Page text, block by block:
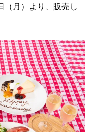
（月）より、販売し